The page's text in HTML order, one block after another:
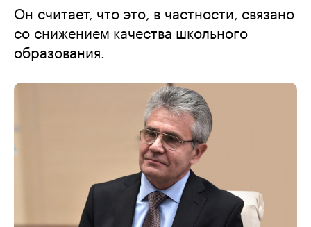
Он считает, что это, в частности, связано
со снижением качества школьного
образования.